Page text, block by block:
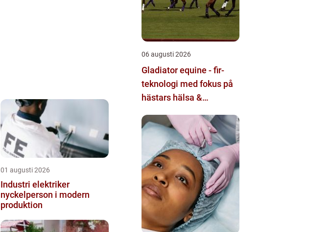
01 augusti 2026
Industri elektriker
nyckelperson i modern
produktion
06 augusti 2026
Gladiator equine - fir-
teknologi med fokus på
hästars hälsa &